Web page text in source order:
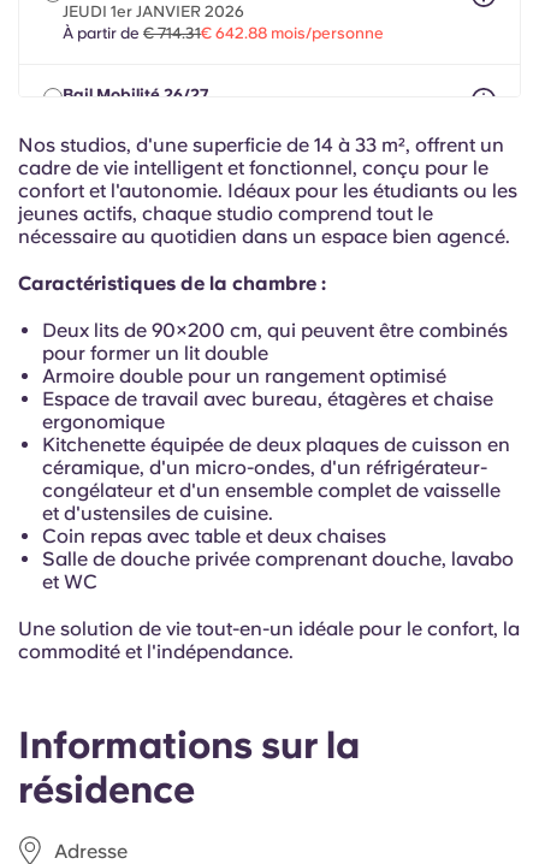
French
Informations sur la
résidence
Adresse
JEUDI 1er JANVIER 2026
À partir de € 714.31€ 642.88 mois/personne
Bail Mobilité 26/27
septembre 2027
À partir de € 714.31 € 642.88 mois/personne
Nos studios, d'une superficie de 14 à 33 m², offrent un
cadre de vie intelligent et fonctionnel, conçu pour le
confort et l'autonomie. Idéaux pour les étudiants ou les
jeunes actifs, chaque studio comprend tout le
nécessaire au quotidien dans un espace bien agencé.
Caractéristiques de la chambre :
Deux lits de 90×200 cm, qui peuvent être combinés
pour former un lit double
Armoire double pour un rangement optimisé
Espace de travail avec bureau, étagères et chaise
ergonomique
Kitchenette équipée de deux plaques de cuisson en
céramique, d'un micro-ondes, d'un réfrigérateur-
congélateur et d'un ensemble complet de vaisselle
et d'ustensiles de cuisine.
Coin repas avec table et deux chaises
Salle de douche privée comprenant douche, lavabo
et WC
Une solution de vie tout-en-un idéale pour le confort, la
commodité et l'indépendance.